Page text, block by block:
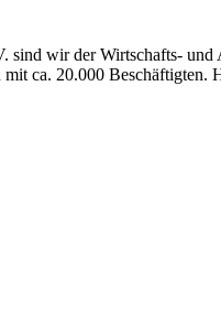
sind wir der Wirtschafts-
ca. 20.000